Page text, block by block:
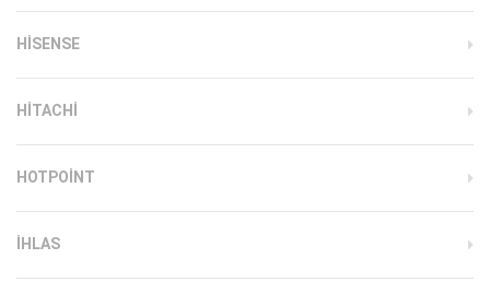
HISENSE
HITACHI
HOTPOINT
IHLAS